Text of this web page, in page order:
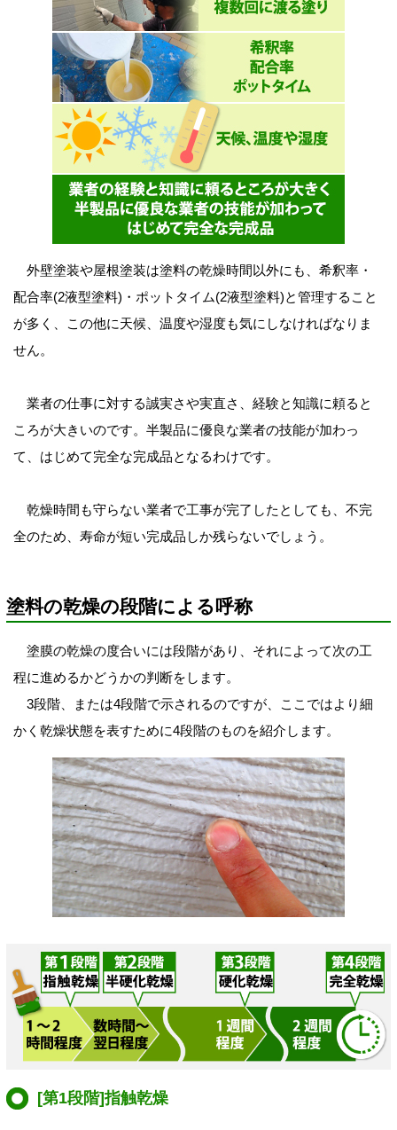
外壁塗装や屋根塗装は塗料の乾燥時間以外にも、希釈率・
配合率(2液型塗料)・ポットタイム(2液型塗料)と管理すること
が多く、この他に天候、温度や湿度も気にしなければなりま
せん。
業者の仕事に対する誠実さや実直さ、経験と知識に頼ると
ころが大きいのです。半製品に優良な業者の技能が加わっ
て、はじめて完全な完成品となるわけです。
乾燥時間も守らない業者で工事が完了したとしても、 不完
全のため、寿命が短い完成品しか残らないでしょう。
塗料の乾燥の段階による呼称
塗膜の乾燥の度合いには段階があり、それによって次の工
程に進めるかどうかの判断をします。
3段階、または4段階で示されるのですが、ここではより細
かく乾燥状態を表すために4段階のものを紹介します。
[第1段階]指触乾燥